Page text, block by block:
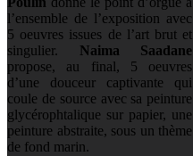
l’ensemble de l’exposition avec
5 oeuvres issues de l’art brut et
singulier. Naima Saadane
propose, au final, 5 oeuvres
d’une douceur captivante qui
coule de source avec sa peinture
glycérophtalique sur papier, une
peinture abstraite, sous un thème
de fond marin.